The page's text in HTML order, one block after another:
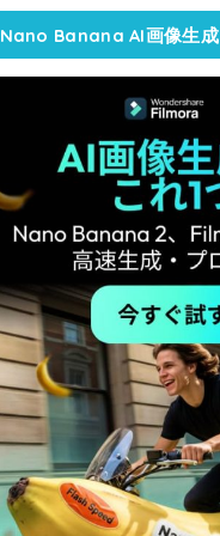
Nano Banana AI画像生成